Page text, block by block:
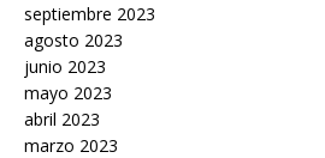
septiembre 2023
agosto 2023
junio 2023
mayo 2023
abril 2023
marzo 2023